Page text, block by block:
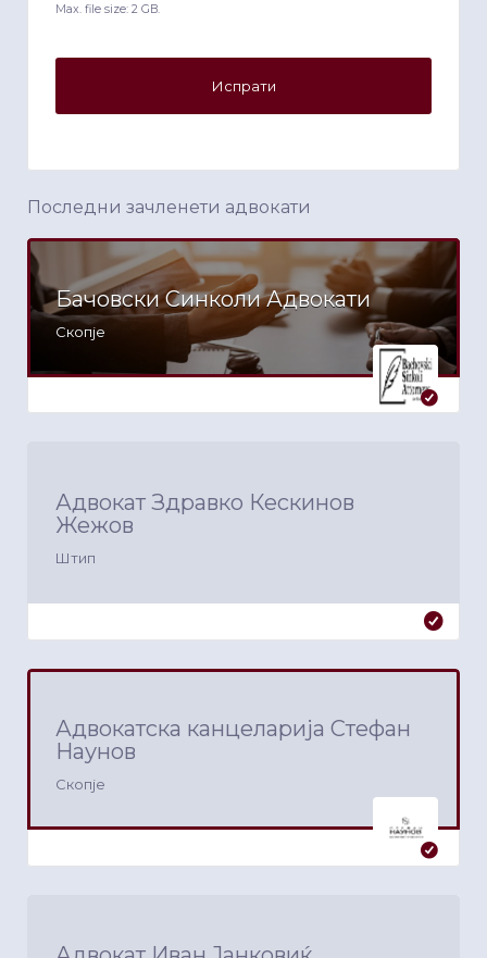
Max. file size: 2 GB.
Последни зачленети адвокати
Бачовски Синколи Адвокати
Скопје
Адвокат Здравко Кескинов
Жежов
Штип
Адвокатска канцеларија Стефан
Наунов
Скопје